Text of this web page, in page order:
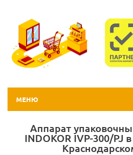
МЕНЮ
Аппарат
INDOKOR IVP-300/PJ